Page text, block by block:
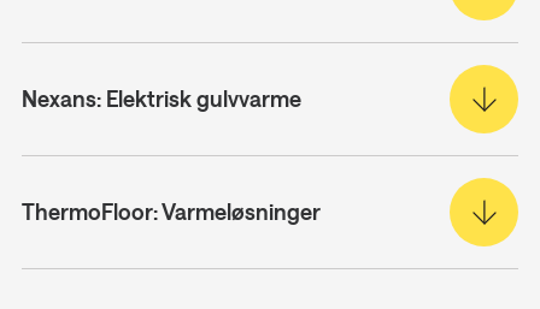
Nexans: Elektrisk gulvvarme
ThermoFloor: Varmeløsninger